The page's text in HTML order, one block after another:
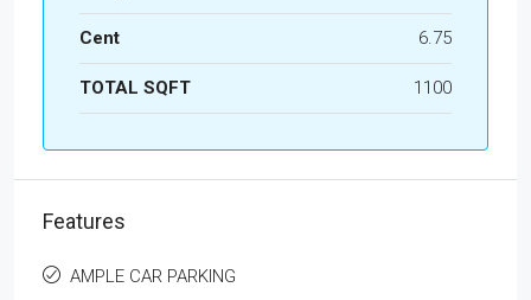
Cent 6.75
TOTAL SQFT 1100
Features
AMPLE CAR PARKING